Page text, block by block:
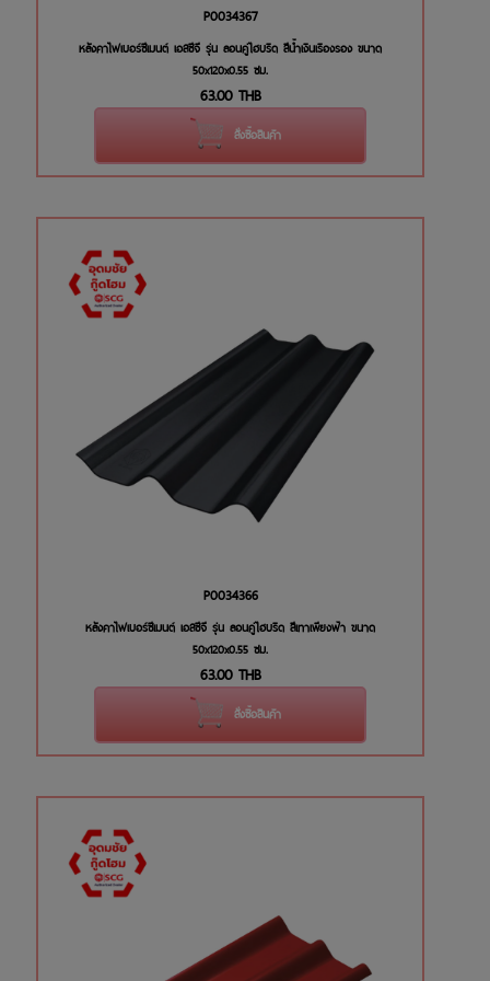
P0034367
หลังคาไฟเบอร์ซีเมนต์ เอสซีจี รุ่น ลอนคู่ไฮบริด สีน้ำเงินเรืองรอง ขนาด
50x120x0.55 ซม.
63.00 THB
สั่งซื้อสินค้า
P0034366
หลังคาไฟเบอร์ซีเมนต์ เอสซีจี รุ่น ลอนคู่ไฮบริด สีเทาเพียงฟ้า ขนาด
50x120x0.55 ซม.
63.00 THB
สั่งซื้อสินค้า